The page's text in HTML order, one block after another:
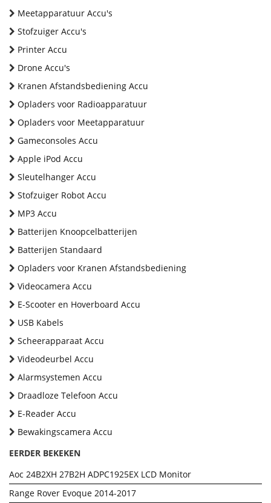
Meetapparatuur Accu's
Stofzuiger Accu's
Printer Accu
Drone Accu's
Kranen Afstandsbediening Accu
Opladers voor Radioapparatuur
Opladers voor Meetapparatuur
Gameconsoles Accu
Apple iPod Accu
Sleutelhanger Accu
Stofzuiger Robot Accu
MP3 Accu
Batterijen Knoopcelbatterijen
Batterijen Standaard
Opladers voor Kranen Afstandsbediening
Videocamera Accu
E-Scooter en Hoverboard Accu
USB Kabels
Scheerapparaat Accu
Videodeurbel Accu
Alarmsystemen Accu
Draadloze Telefoon Accu
E-Reader Accu
Bewakingscamera Accu
EERDER BEKEKEN
Aoc 24B2XH 27B2H ADPC1925EX LCD Monitor
Range Rover Evoque 2014-2017